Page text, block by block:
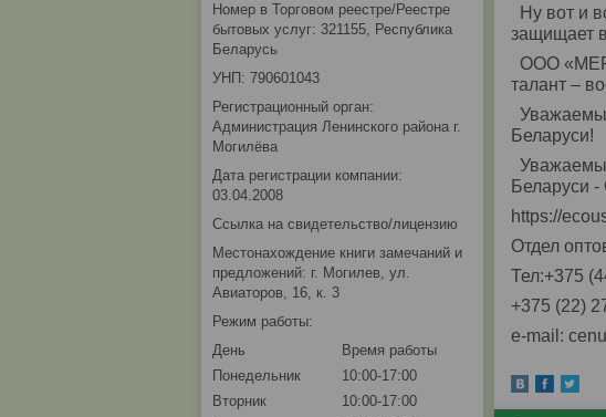
Ну вот и
защищает
ООО
талант –
Беларуси!
Беларуси
https://
Отдел
Тел:+375
+375 (22)
e-mail:
Номер в Торговом реестре/Реестре
бытовых услуг: 321155, Республика
Беларусь
УНП: 790601043
Регистрационный орган:
Администрация Ленинского района г.
Могилёва
Дата регистрации компании:
03.04.2008
Ссылка на свидетельство/лицензию
Местонахождение книги замечаний и
предложений: г. Могилев, ул.
Авиаторов, 16, к. 3
Режим работы:
День
Время работы
Понедельник
10:00-17:00
Вторник
10:00-17:00